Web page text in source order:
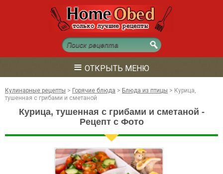
≡ ОТКРЫТЬ МЕНЮ
Кулинарные рецепты > Горячие блюда > Блюда из птицы > Курица,
тушенная с грибами и сметаной
Курица, тушенная с грибами и сметаной -
Рецепт с Фото